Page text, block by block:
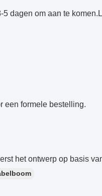
dagen om aan te
een formele bestelling.
het ontwerp op basis